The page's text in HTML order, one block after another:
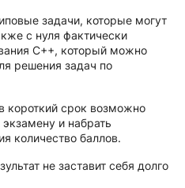
задачи, которые могут
с нуля фактически
С++, который можно
решения задач по
короткий срок возможно
и набрать
количество баллов.
не заставит себя долго